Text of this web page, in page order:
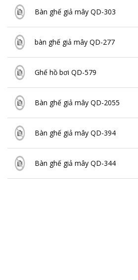
Bàn ghế giả mây QD-303
bàn ghế giả mây QD-277
Ghế hồ bơi QD-579
Bàn ghế giả mây QD-2055
Bàn ghế giả mây QD-394
Bàn ghế giả mây QD-344